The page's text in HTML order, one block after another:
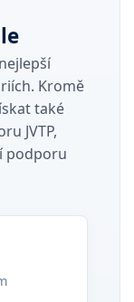
Kromě
také
JVTP,
podporu